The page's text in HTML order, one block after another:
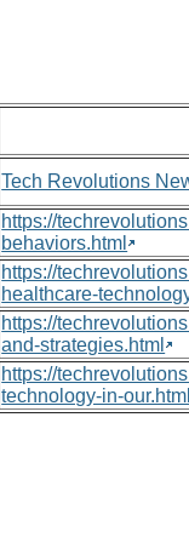
Tech Revolutions
https://
behaviors.html
https://
healthcare-
https://
and-strategies.html
https://
technology-in-